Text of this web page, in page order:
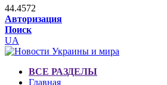
44.4572
Авторизация
Поиск
UA
ВСЕ РАЗДЕЛЫ
Главная